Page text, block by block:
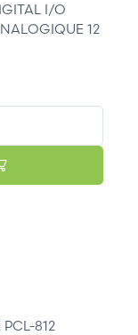
I/O
12
812